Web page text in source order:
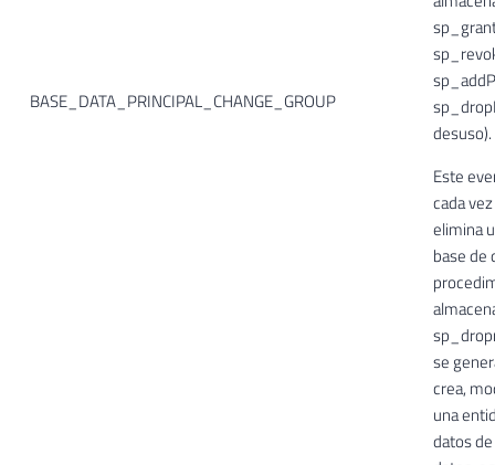
BASE_DATA_PRINCIPAL_CHANGE_GROUP
desuso).
Este
cada
elimina
base de
se
crea,
una
datos